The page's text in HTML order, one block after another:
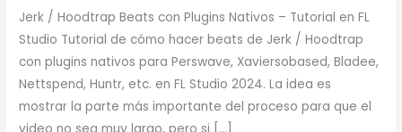
Jerk / Hoodtrap Beats con Plugins Nativos – Tutorial en FL
Studio Tutorial de cómo hacer beats de Jerk / Hoodtrap
con plugins nativos para Perswave, Xaviersobased, Bladee,
Nettspend, Huntr, etc. en FL Studio 2024. La idea es
mostrar la parte más importante del proceso para que el